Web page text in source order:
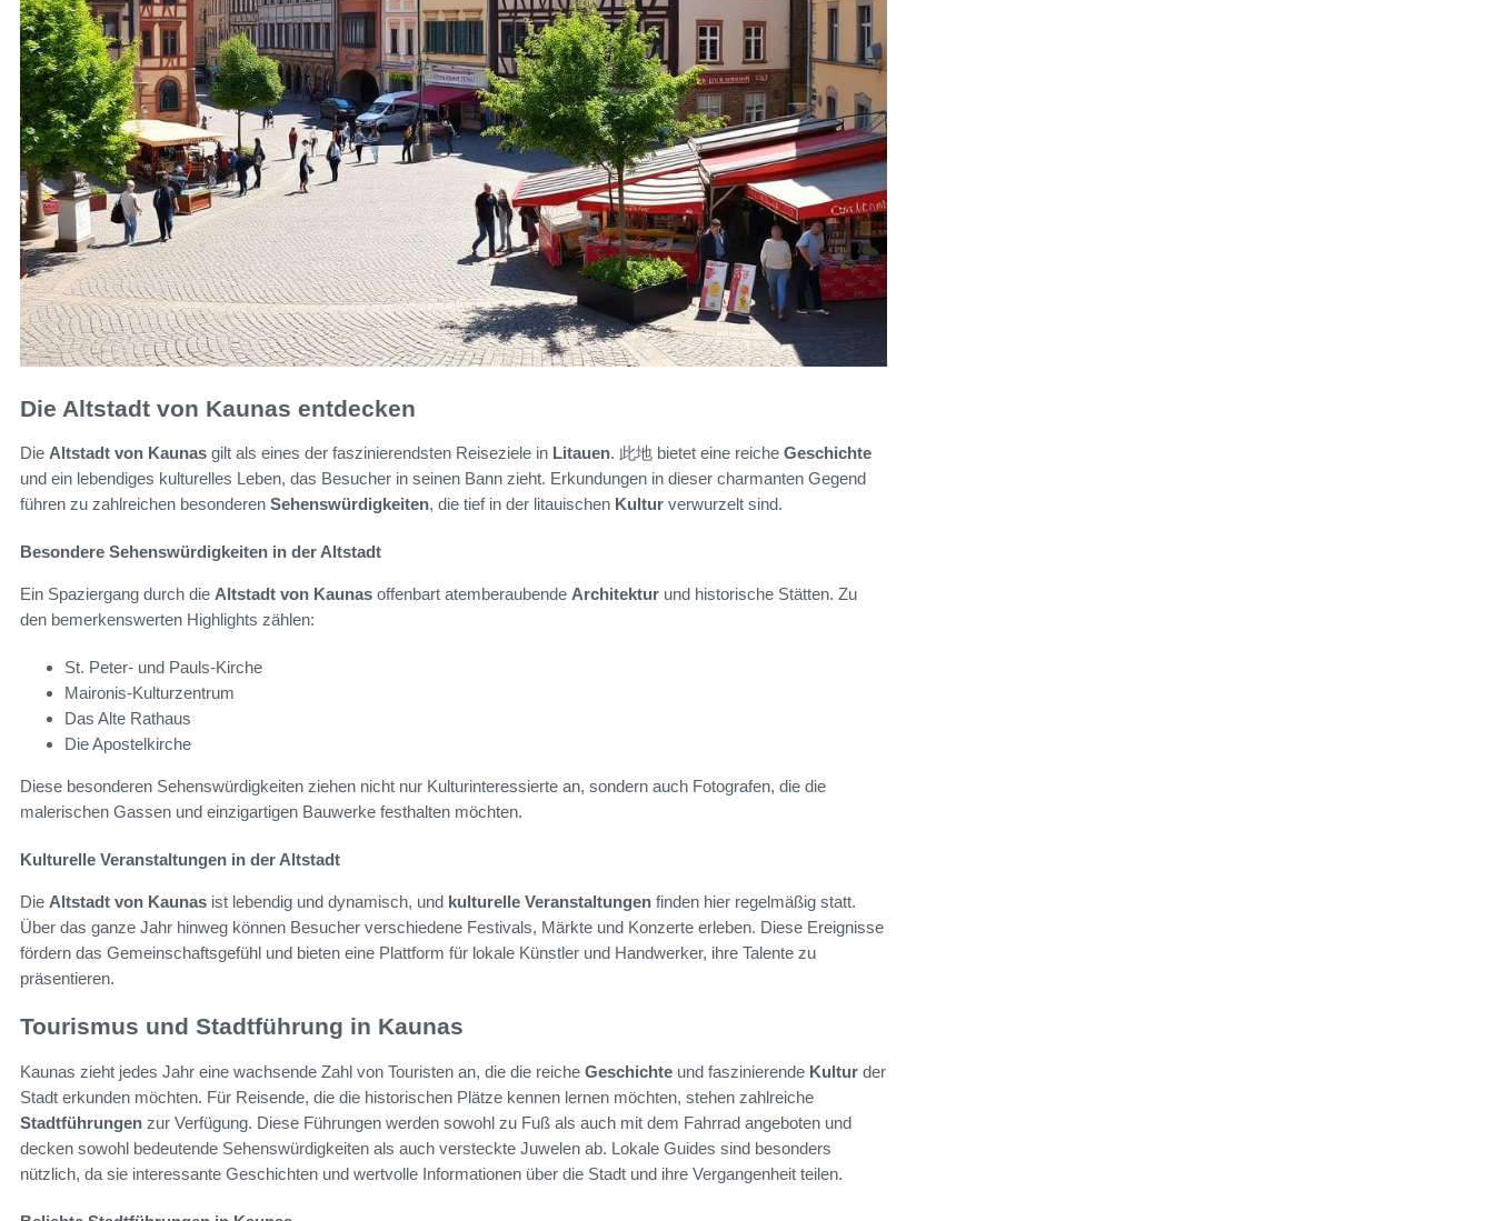
Die Altstadt von Kaunas entdecken
Die Altstadt von Kaunas gilt als eines der faszinierendsten Reiseziele in Litauen. 此地 bietet eine reiche Geschichte
und ein lebendiges kulturelles Leben, das Besucher in seinen Bann zieht. Erkundungen in dieser charmanten Gegend
führen zu zahlreichen besonderen Sehenswürdigkeiten, die tief in der litauischen Kultur verwurzelt sind.
Besondere Sehenswürdigkeiten in der Altstadt
Ein Spaziergang durch die Altstadt von Kaunas offenbart atemberaubende Architektur und historische Stätten. Zu
den bemerkenswerten Highlights zählen:
St. Peter- und Pauls-Kirche
Maironis-Kulturzentrum
Das Alte Rathaus
Die Apostelkirche
Diese besonderen Sehenswürdigkeiten ziehen nicht nur Kulturinteressierte an, sondern auch Fotografen, die die
malerischen Gassen und einzigartigen Bauwerke festhalten möchten.
Kulturelle Veranstaltungen in der Altstadt
Die Altstadt von Kaunas ist lebendig und dynamisch, und kulturelle Veranstaltungen finden hier regelmäßig statt.
Über das ganze Jahr hinweg können Besucher verschiedene Festivals, Märkte und Konzerte erleben. Diese Ereignisse
fördern das Gemeinschaftsgefühl und bieten eine Plattform für lokale Künstler und Handwerker, ihre Talente zu
präsentieren.
Tourismus und Stadtführung in Kaunas
Kaunas zieht jedes Jahr eine wachsende Zahl von Touristen an, die die reiche Geschichte und faszinierende Kultur der
Stadt erkunden möchten. Für Reisende, die die historischen Plätze kennen lernen möchten, stehen zahlreiche
Stadtführungen zur Verfügung. Diese Führungen werden sowohl zu Fuß als auch mit dem Fahrrad angeboten und
decken sowohl bedeutende Sehenswürdigkeiten als auch versteckte Juwelen ab. Lokale Guides sind besonders
nützlich, da sie interessante Geschichten und wertvolle Informationen über die Stadt und ihre Vergangenheit teilen.